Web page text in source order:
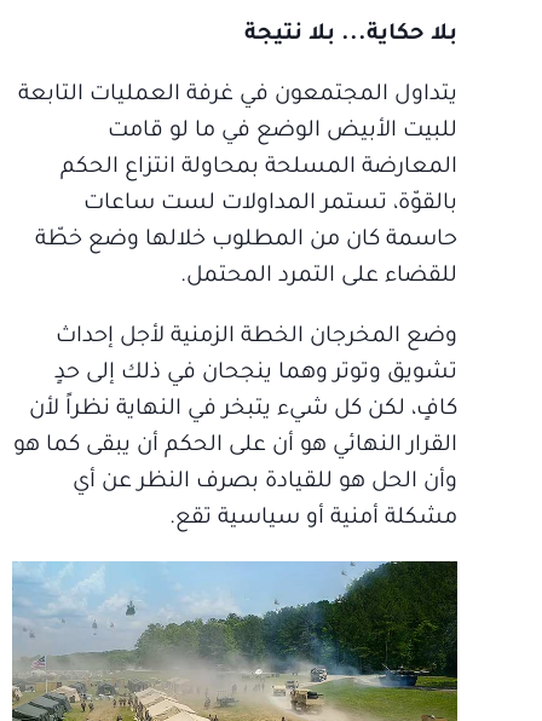
بلا حكاية... بلا نتيجة
يتداول المجتمعون في غرفة العمليات التابعة
للبيت الأبيض الوضع في ما لو قامت
المعارضة المسلحة بمحاولة انتزاع الحكم
بالقوّة، تستمر المداولات لست ساعات
حاسمة كان من المطلوب خلالها وضع خطّة
للقضاء على التمرد المحتمل.
وضع المخرجان الخطة الزمنية لأجل إحداث
تشويق وتوتر وهما ينجحان في ذلك إلى حدٍ
كافٍ، لكن كل شيء يتبخر في النهاية نظراً لأن
القرار النهائي هو أن على الحكم أن يبقى كما هو
وأن الحل هو للقيادة بصرف النظر عن أي
مشكلة أمنية أو سياسية تقع.